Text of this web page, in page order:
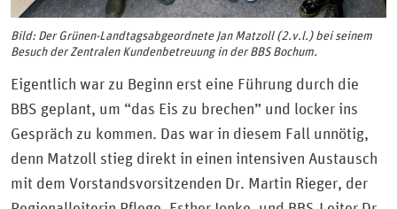
Bild: Der Grünen-Landtagsabgeordnete Jan Matzoll (2.v.l.) bei seinem
Besuch der Zentralen Kundenbetreuung in der BBS Bochum.
Eigentlich war zu Beginn erst eine Führung durch die
BBS geplant, um “das Eis zu brechen” und locker ins
Gespräch zu kommen. Das war in diesem Fall unnötig,
denn Matzoll stieg direkt in einen intensiven Austausch
mit dem Vorstandsvorsitzenden Dr. Martin Rieger, der